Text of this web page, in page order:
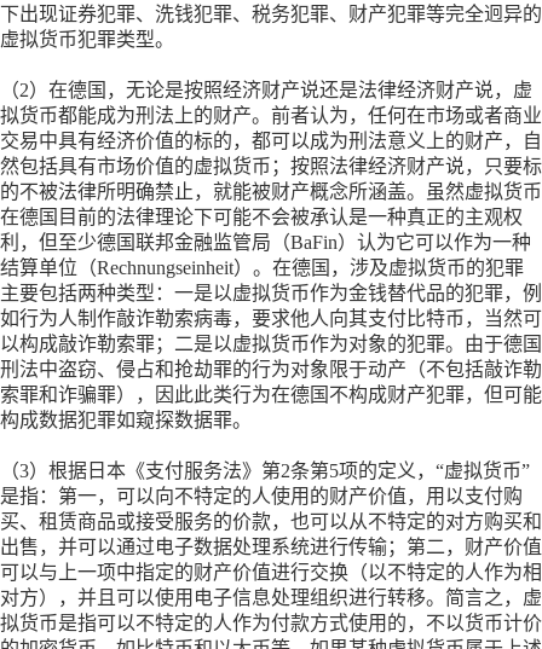
下出现证券犯罪、洗钱犯罪、税务犯罪、财产犯罪等完全迥异的
虚拟货币犯罪类型。
（2）在德国，无论是按照经济财产说还是法律经济财产说，虚
拟货币都能成为刑法上的财产。前者认为，任何在市场或者商业
交易中具有经济价值的标的，都可以成为刑法意义上的财产，自
然包括具有市场价值的虚拟货币；按照法律经济财产说，只要标
的不被法律所明确禁止，就能被财产概念所涵盖。虽然虚拟货币
在德国目前的法律理论下可能不会被承认是一种真正的主观权
利，但至少德国联邦金融监管局（BaFin）认为它可以作为一种
结算单位（Rechnungseinheit）。在德国，涉及虚拟货币的犯罪
主要包括两种类型：一是以虚拟货币作为金钱替代品的犯罪，例
如行为人制作敲诈勒索病毒，要求他人向其支付比特币，当然可
以构成敲诈勒索罪；二是以虚拟货币作为对象的犯罪。由于德国
刑法中盗窃、侵占和抢劫罪的行为对象限于动产（不包括敲诈勒
索罪和诈骗罪），因此此类行为在德国不构成财产犯罪，但可能
构成数据犯罪如窥探数据罪。
（3）根据日本《支付服务法》第2条第5项的定义，“虚拟货币”
是指：第一，可以向不特定的人使用的财产价值，用以支付购
买、租赁商品或接受服务的价款，也可以从不特定的对方购买和
出售，并可以通过电子数据处理系统进行传输；第二，财产价值
可以与上一项中指定的财产价值进行交换（以不特定的人作为相
对方），并且可以使用电子信息处理组织进行转移。简言之，虚
拟货币是指可以不特定的人作为付款方式使用的，不以货币计价